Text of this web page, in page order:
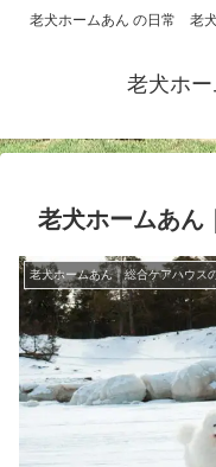
老犬ホームあん の日常 老
老犬ホ
老犬ホームあん
老犬ホームあん｜総合ケアハウス